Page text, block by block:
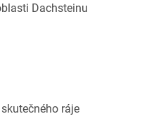
Dachsteinu
ráje